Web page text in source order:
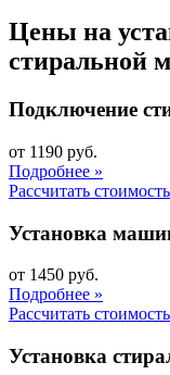
Цены на
стиральной
Подключение
от 1190 руб.
Подробнее »
Рассчитать стоимость
Установка
от 1450 руб.
Подробнее »
Рассчитать стоимость
Установка